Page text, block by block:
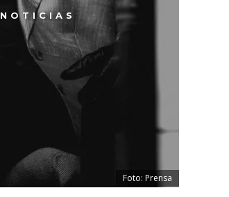
NOTICIAS
Foto: Prensa